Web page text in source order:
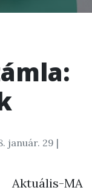
január. 29 |
MA